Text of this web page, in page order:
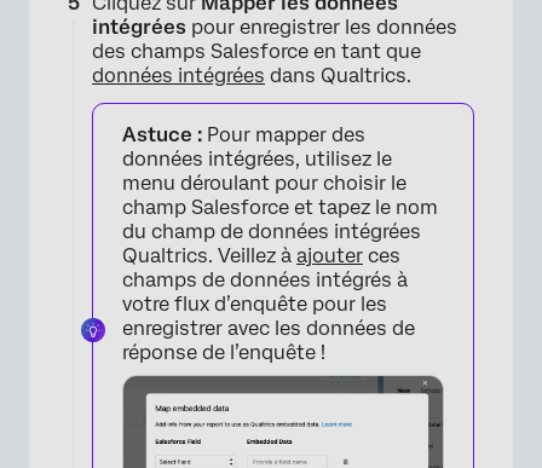
×
intégrées pour enregistrer les données
des champs Salesforce en tant que
données intégrées dans Qualtrics.
Astuce : Pour mapper des
données intégrées, utilisez le
menu déroulant pour choisir le
champ Salesforce et tapez le nom
du champ de données intégrées
Qualtrics. Veillez à ajouter ces
champs de données intégrés à
votre flux d’enquête pour les
enregistrer avec les données de
réponse de l’enquête !